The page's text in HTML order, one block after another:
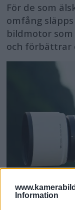
Information
För de som
omfång
bildmotor
och förbättrar